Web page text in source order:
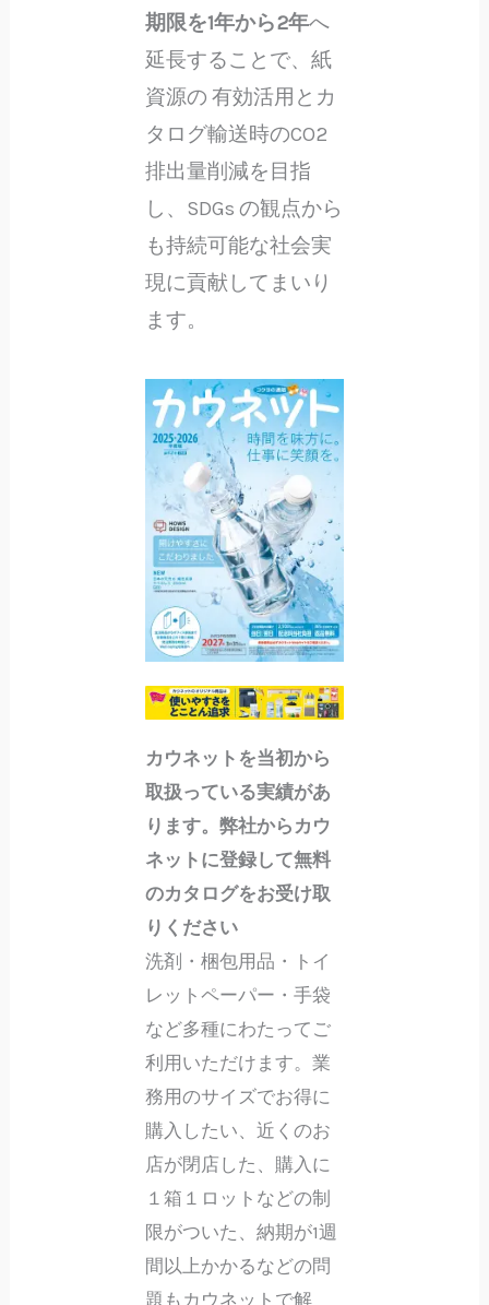
期限を1年から2年へ
延長することで、紙
資源の 有効活用とカ
タログ輸送時のCO2
排出量削減を目指
し、SDGs の観点から
も持続可能な社会実
現に貢献してまいり
ます。
カウネットを当初から
取扱っている実績があ
ります。弊社からカウ
ネットに登録して無料
のカタログをお受け取
りください
洗剤・梱包用品・トイ
レットペーパー・手袋
など多種にわたってご
利用いただけます。業
務用のサイズでお得に
購入したい、近くのお
店が閉店した、購入に
１箱１ロットなどの制
限がついた、納期が1週
間以上かかるなどの問
題もカウネットで解